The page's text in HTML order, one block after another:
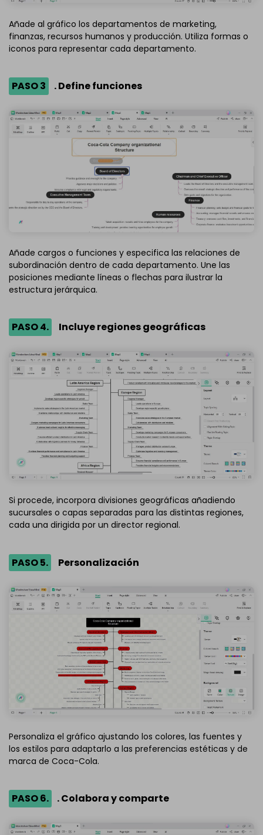
Añade al gráfico los departamentos de marketing,
finanzas, recursos humanos y producción. Utiliza formas o
iconos para representar cada departamento.
PASO 3 . Define funciones
Añade cargos o funciones y especifica las relaciones de
subordinación dentro de cada departamento. Une las
posiciones mediante líneas o flechas para ilustrar la
estructura jerárquica.
PASO 4. Incluye regiones geográficas
Si procede, incorpora divisiones geográficas añadiendo
sucursales o capas separadas para las distintas regiones,
cada una dirigida por un director regional.
PASO 5. Personalización
Personaliza el gráfico ajustando los colores, las fuentes y
los estilos para adaptarlo a las preferencias estéticas y de
marca de Coca-Cola.
PASO 6. . Colabora y comparte